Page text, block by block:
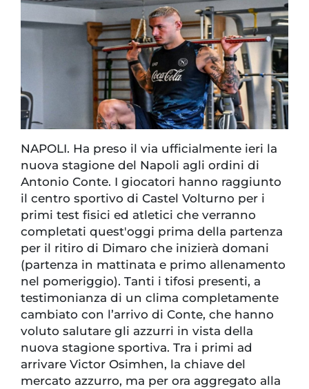
NAPOLI. Ha preso il via ufficialmente ieri la
nuova stagione del Napoli agli ordini di
Antonio Conte. I giocatori hanno raggiunto
il centro sportivo di Castel Volturno per i
primi test fisici ed atletici che verranno
completati quest'oggi prima della partenza
per il ritiro di Dimaro che inizierà domani
(partenza in mattinata e primo allenamento
nel pomeriggio). Tanti i tifosi presenti, a
testimonianza di un clima completamente
cambiato con l’arrivo di Conte, che hanno
voluto salutare gli azzurri in vista della
nuova stagione sportiva. Tra i primi ad
arrivare Victor Osimhen, la chiave del
mercato azzurro, ma per ora aggregato alla